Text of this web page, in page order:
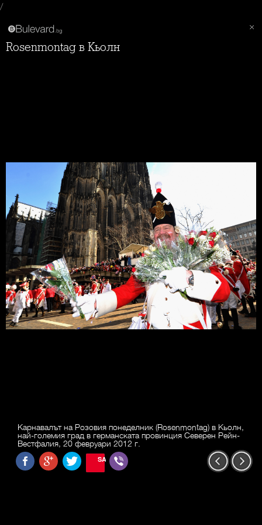
/
Rosenmontag в Кьолн
Карнавалът на Розовия понеделник (Rosenmontag) в Кьолн,
най-големия град в германската провинция Северен Рейн-
Вестфалия, 20 февруари 2012 г.
SAVE